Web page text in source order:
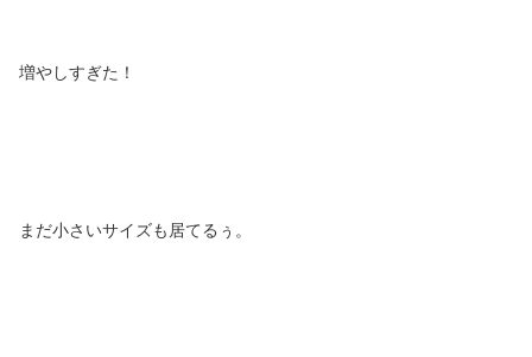
増やしすぎた！
まだ小さいサイズも居てるぅ。